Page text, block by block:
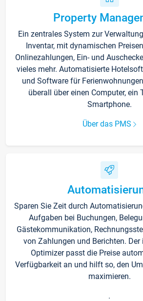
Property
Ein zentrales System zur
Inventar, mit dynamischen
Onlinezahlungen, Ein- und
vieles mehr. Automatisierte
und Software für
überall über einen Computer, ein
Smartphone.
Über das PMS
Sparen Sie Zeit durch
Aufgaben bei Buchungen,
Gästekommunikation,
von Zahlungen und Berichten. Der
Optimizer passt die Preise
Verfügbarkeit an und hilft so, den
maximieren.
.